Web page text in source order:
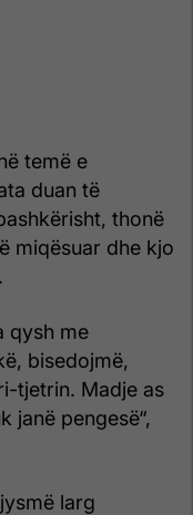
temë e
duan të
thonë
miqësuar dhe kjo
qysh me
bisedojmë,
tjetrin. Madje as
janë pengesë“,
larg